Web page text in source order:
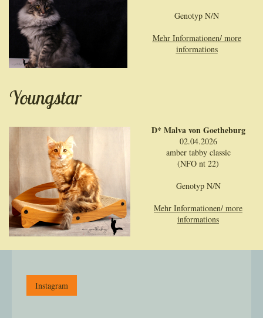
Genotyp N/N
Mehr Informationen/ more
informations
Youngstar
D* Malva von Goetheburg
02.04.2026
amber tabby classic
(NFO nt 22)
Genotyp N/N
Mehr Informationen/ more
informations
Instagram